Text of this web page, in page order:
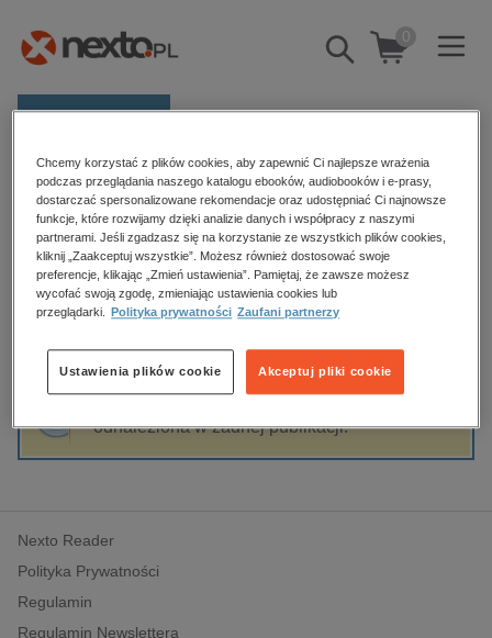
Pokaż/schowaj
wyszukiwarkę
0
E-prasa
Kategorie
Zobacz wszystkie E-prasa
budownictwo, aranżacja wnętrz
biznesowe, branżowe, gospodarka
edukacja
hobby, sport, rozrywka
komputery, internet, technologie, informatyka
polityka, społeczno-informacyjne
psychologiczne
inne
Strona główna Nina Sukiennik
Nina Sukiennik
Sortowanie Filtrowanie
odnaleziona w żadnej publikacji.
Nexto Reader
Polityka Prywatności
Regulamin
Regulamin Newslettera
Chcemy korzystać z plików cookies, aby zapewnić Ci najlepsze wrażenia
podczas przeglądania naszego katalogu ebooków, audiobooków i e-prasy,
dostarczać spersonalizowane rekomendacje oraz udostępniać Ci najnowsze
funkcje, które rozwijamy dzięki analizie danych i współpracy z naszymi
partnerami. Jeśli zgadzasz się na korzystanie ze wszystkich plików cookies,
kliknij „Zaakceptuj wszystkie”. Możesz również dostosować swoje
preferencje, klikając „Zmień ustawienia”. Pamiętaj, że zawsze możesz
wycofać swoją zgodę, zmieniając ustawienia cookies lub
przeglądarki.
Polityka prywatności Zaufani partnerzy
Akceptuj pliki cookie
Ustawienia plików cookie